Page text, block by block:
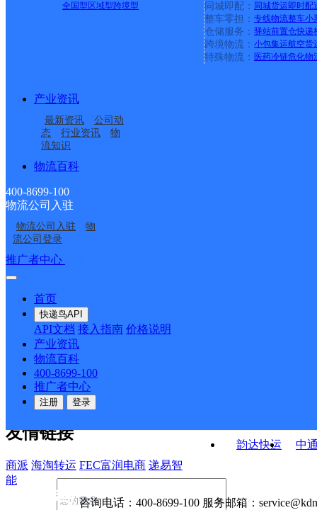
全国型 区域型跨境型 同城即配： 同城货运即时配
整车零担： 专线物流整车小
仓储服务： 驿站前置仓快递
跨境物流： 小包集运航空货
特殊物流： 医药冷链危化物
产业资讯
最新资讯
公司动
态
行业资讯
物
流知识
物流百科
400-8699-100
物流公司入驻
物流公司入驻
物
流公司登录
推广者中心
首页
快递鸟API
API文档 接入指南 价格说明
产业资讯
物流百科
400-8699-100
推广者中心
注册 登录
中国邮政集团有限公司新疆维吾尔自治区叶城县
陕西蒲城公司
渭南蒲城县网点
荆姚邮政支局
高阳邮政所
上王邮政所
延安路邮政支局
韵达快运
中
接口API
API接口 DEMO下载
关于我们
公司介绍 企业动态
合作伙伴 快递鸟接口服务协议
户隐私政策
友情链接
商派 海淘转运 FEC富润电商 递易智
能
咨询电话： 400-8699-100 服务邮箱：